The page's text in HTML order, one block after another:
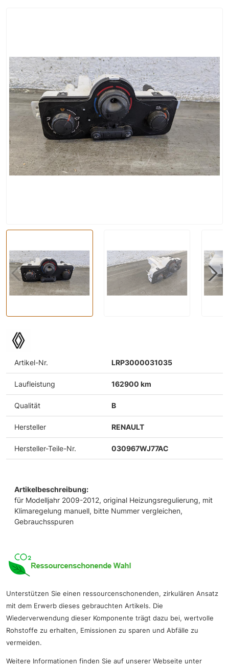
Artikel-Nr. LRP3000031035
Laufleistung 162900 km
Qualität B
Hersteller RENAULT
Hersteller-Teile-Nr. 030967WJ77AC
Artikelbeschreibung:
für Modelljahr 2009-2012, original Heizungsregulierung, mit
Klimaregelung manuell, bitte Nummer vergleichen,
Gebrauchsspuren
Unterstützen Sie einen ressourcenschonenden, zirkulären Ansatz
mit dem Erwerb dieses gebrauchten Artikels. Die
Wiederverwendung dieser Komponente trägt dazu bei, wertvolle
Rohstoffe zu erhalten, Emissionen zu sparen und Abfälle zu
vermeiden.
Weitere Informationen finden Sie auf unserer Webseite unter